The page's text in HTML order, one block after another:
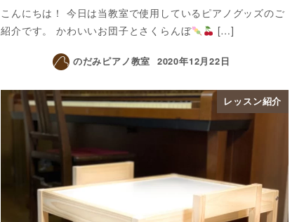
こんにちは！ 今日は当教室で使用しているピアノグッズのご
紹介です。 かわいいお団子とさくらんぼ
[…]
のだみピアノ教室 2020年12月22日
レッスン紹介